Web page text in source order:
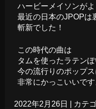
ハービーメイソンが
最近の日本のJPOPは
斬新でした！
この時代の曲は
タムを使ったラテン
今の流行りのポップ
非常にかっこいいです
2022年2月26日 カテ